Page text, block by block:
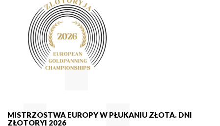
MISTRZOSTWA EUROPY W PŁUKANIU ZŁOTA. DNI
ZŁOTORYI 2026